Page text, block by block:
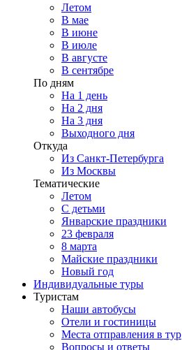
Летом
В мае
В июне
В июле
В августе
В сентябре
По дням
На 1 день
На 2 дня
На 3 дня
Выходного дня
Откуда
Из Санкт-Петербурга
Из Москвы
Тематические
Летом
С детьми
Январские праздники
23 февраля
8 марта
Майские праздники
Новый год
Индивидуальные туры
Туристам
Наши автобусы
Отели и гостиницы
Места отправления в тур
Вопросы и ответы